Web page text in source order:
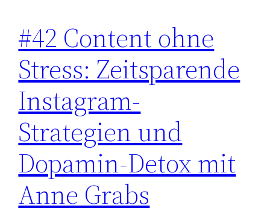
#42 Content ohne
Stress: Zeitsparende
Instagram-
Strategien und
Dopamin-Detox mit
Anne Grabs